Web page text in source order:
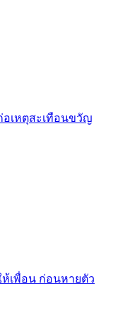
อเหตุสะเทือนขวัญ
ห้เพื่อน ก่อนหายตัว